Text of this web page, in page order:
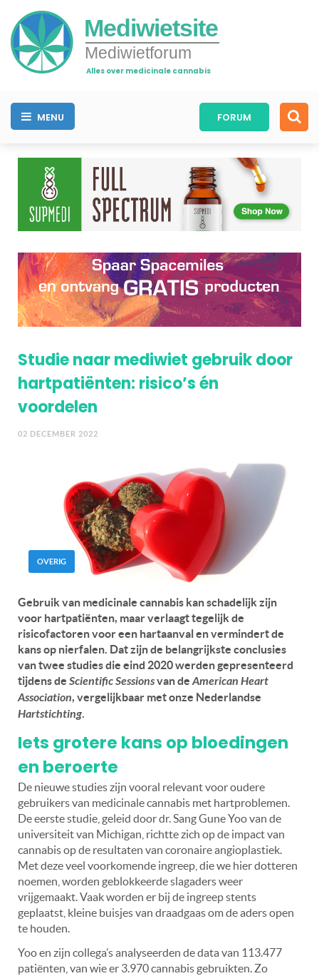
Mediwietsite
Mediwietforum
Alles over medicinale cannabis
MENU FORUM
Studie naar mediwiet gebruik door
hartpatiënten: risico’s én
voordelen
02 DECEMBER 2022
OVERIG
Gebruik van medicinale cannabis kan schadelijk zijn
voor hartpatiënten, maar verlaagt tegelijk de
risicofactoren voor een hartaanval en vermindert de
kans op nierfalen. Dat zijn de belangrijkste conclusies
van twee studies die eind 2020 werden gepresenteerd
tijdens de Scientific Sessionsvan de American Heart
Association, vergelijkbaar met onze Nederlandse
Hartstichting.
Iets grotere kans op bloedingen
en beroerte
De nieuwe studies zijn vooral relevant voor oudere
gebruikers van medicinale cannabis met hartproblemen.
De eerste studie, geleid door dr. Sang Gune Yoo van de
universiteit van Michigan, richtte zich op de impact van
cannabis op de resultaten van coronaire angioplastiek.
Met deze veel voorkomende ingreep, die we hier dotteren
noemen, worden geblokkeerde slagaders weer
vrijgemaakt. Vaak worden er bij de ingreep stents
geplaatst, kleine buisjes van draadgaas om de aders open
te houden.
Yoo en zijn collega’s analyseerden de data van 113.477
patiënten, van wie er 3.970 cannabis gebruikten. Zo